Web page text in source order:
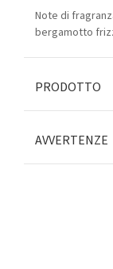
Note di
bergamotto
PRODOTTO
AVVERTENZE